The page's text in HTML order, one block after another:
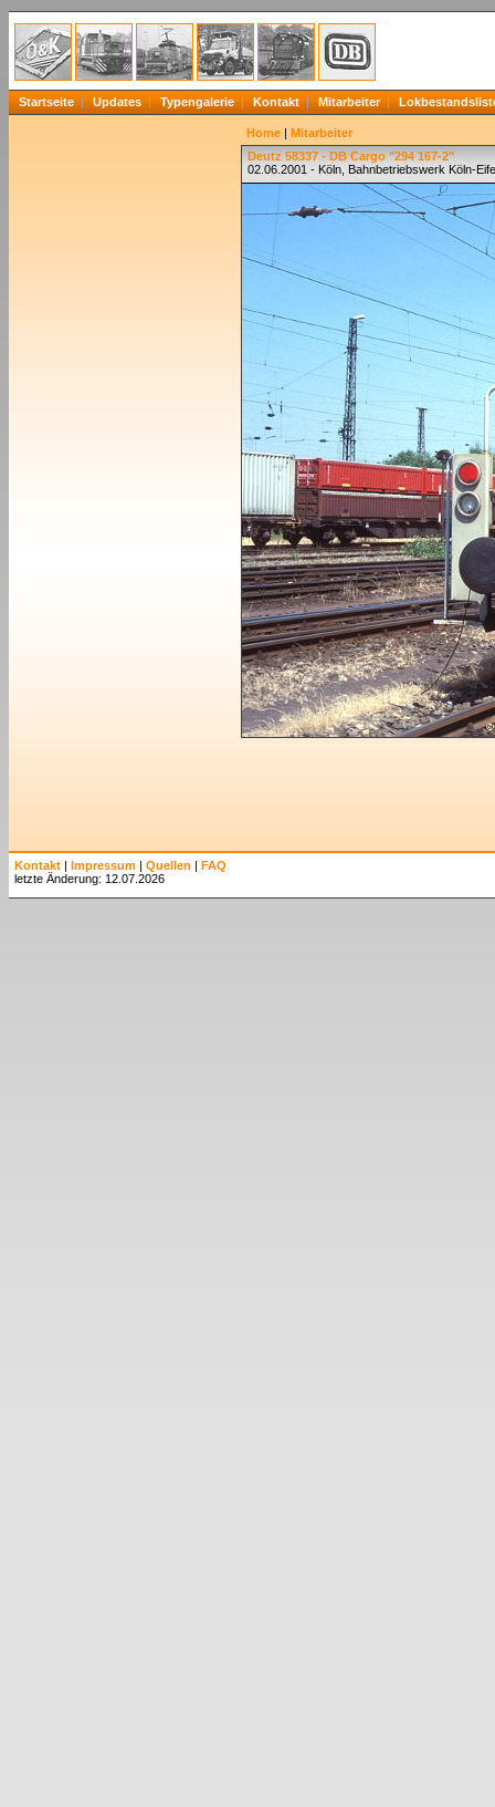
Startseite Updates Typengalerie Kontakt Mitarbeiter
Home | Mitarbeiter
Deutz 58337 - DB Cargo "294 167-2"
02.06.2001 - Köln, Bahnbetriebswerk Köln-
Kontakt | Impressum | Quellen | FAQ
letzte Änderung: 12.07.2026